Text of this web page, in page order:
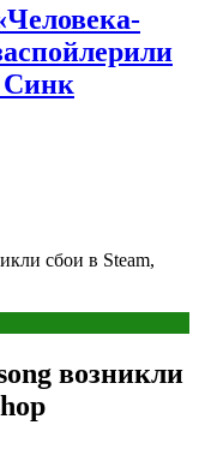
Синк
сбои в Steam,
возникли